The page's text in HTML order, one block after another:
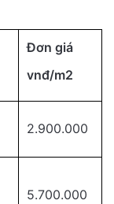
Đơn giá
vnđ/m2
2.900.000
5.700.000